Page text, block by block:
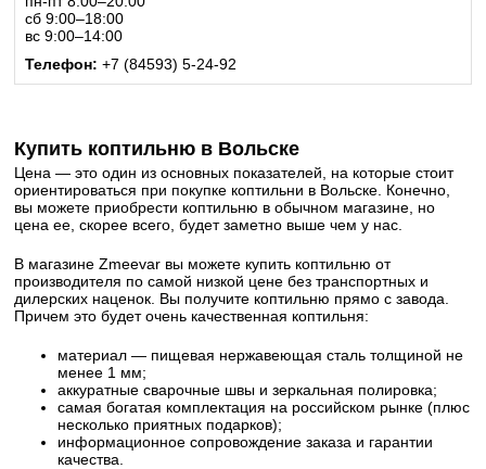
сб 9:00–18:00
вс 9:00–14:00
Телефон: +7 (84593) 5-24-92
Купить коптильню в Вольске
Цена — это один из основных показателей, на которые стоит
ориентироваться при покупке коптильни в Вольске. Конечно,
вы можете приобрести коптильню в обычном магазине, но
цена ее, скорее всего, будет заметно выше чем у нас.
В магазине Zmeevar вы можете купить коптильню от
производителя по самой низкой цене без транспортных и
дилерских наценок. Вы получите коптильню прямо с завода.
Причем это будет очень качественная коптильня:
материал — пищевая нержавеющая сталь толщиной не
менее 1 мм;
аккуратные сварочные швы и зеркальная полировка;
самая богатая комплектация на российском рынке (плюс
несколько приятных подарков);
информационное сопровождение заказа и гарантии
качества.